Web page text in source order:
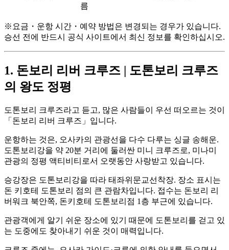
름
※요금・운항 시간・예약 방법은 변경되는 경우가 있습니다.
승선 전에 반드시 공식 사이트에서 최신 정보를 확인하십시오.
1. 돈보리 리버 크루즈 | 도톤보리 크루즈
의 왕도 정평
도톤보리 크루즈라고 듣고, 많은 사람들이 우선 떠오르는 것이
「돈보리 리버 크루즈」입니다.
운항하는 것은, 오사카의 관광선을 다수 다루는 싱글 송해운.
도톤보리강을 약 20분 거리에 둘러싼 미니 크루즈로, 미나미
관광의 정평 액티비티로서 오랫동안 사랑받고 있습니다.
승강장은 도톤보리강을 따라 태좌위문교선착장. 장소 표시는
돈 키호테 도톤보리 점의 큰 관람차입니다. 접수는 돈보리 리
버워크 북안쪽, 돈키호테 도톤보리점 1층 부근에 있습니다.
관광객에게 알기 쉬운 장소에 있기 때문에 도톤보리를 걷고 있
는 도중에도 찾아내기 쉬운 것이 매력입니다.